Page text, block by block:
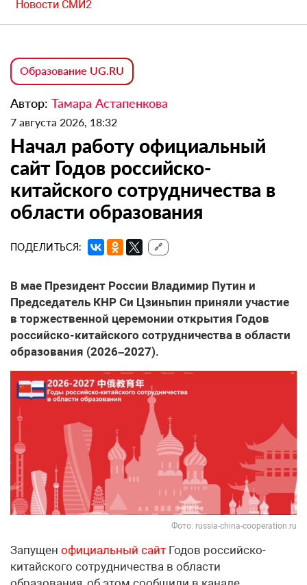
Новости СМИ2
Образование UG.RU
Автор: Тамара Астапенкова
7 августа 2026, 18:32
Начал работу официальный
сайт Годов российско-
китайского сотрудничества в
области образования
ПОДЕЛИТЬСЯ: 🔗
В мае Президент России Владимир Путин и
Председатель КНР Си Цзиньпин приняли участие
в торжественной церемонии открытия Годов
российско-китайского сотрудничества в области
образования (2026–2027).
Фото: russia-china-cooperation.ru
Запущен официальный сайт Годов российско-
китайского сотрудничества в области